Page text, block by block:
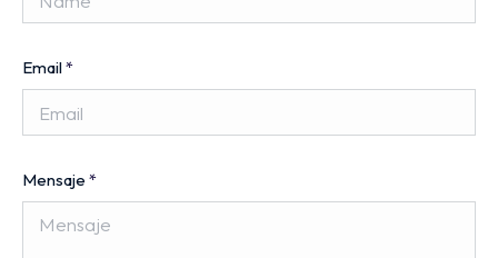
Email*
Mensaje *